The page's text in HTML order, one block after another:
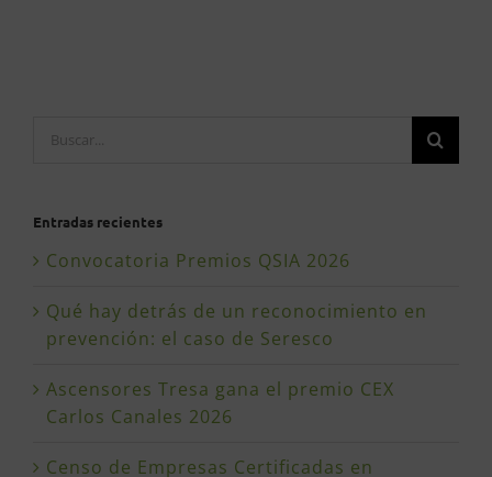
Entradas recientes
Convocatoria Premios QSIA 2026
Qué hay detrás de un reconocimiento en
prevención: el caso de Seresco
Ascensores Tresa gana el premio CEX
Carlos Canales 2026
Censo de Empresas Certificadas en